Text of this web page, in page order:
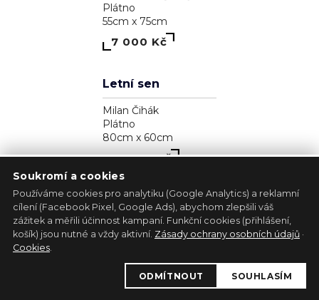
Pavol Tarasovič
Dřevo
39 300 Kč
1
Soukromí a cookies
Používáme cookies pro analytiku (Google Analytics) a reklamní
cílení (Facebook Pixel, Google Ads), abychom zlepšili váš
zážitek a měřili účinnost kampaní. Funkční cookies (přihlášení,
košík) jsou nutné a vždy aktivní. Zásady ochrany osobních údajů ·
Cookies.
ODMÍTNOUT SOUHLASÍM